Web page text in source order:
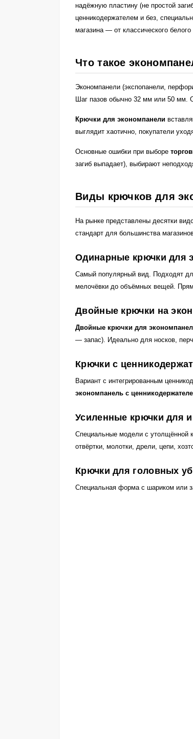
надёжную пластину (не простой
ценникодержателем и без,
магазина — от классического
Что такое
Экономпанели (экспопанели,
Шаг пазов обычно 32 мм или 50 мм.
Крючки для экономпанели
выглядит хаотично, покупатели
Основные ошибки при выборе
загиб выпадает), выбирают
Виды крючков для
На рынке представлены десятки
стандарт для большинства
Одинарные крючки для
Самый популярный вид. Подходят
мелочёвки до объёмных вещей.
Двойные крючки на
Двойные крючки для
— запас). Идеально для носков,
Крючки с
Вариант с интегрированным
экономпанель с
Усиленные крючки для
Специальные модели с утолщённой
отвёртки, молотки, дрели, цепи,
Крючки для головных
Специальная форма с шариком или